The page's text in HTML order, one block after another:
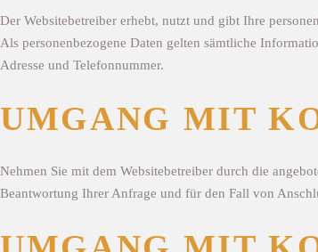
Der Websitebetreiber erhebt, nutzt und gibt Ihre
Als personenbezogene Daten gelten sämtliche
Adresse und Telefonnummer.
UMGANG MIT
Nehmen Sie mit dem Websitebetreiber durch die
Beantwortung Ihrer Anfrage und für den Fall von